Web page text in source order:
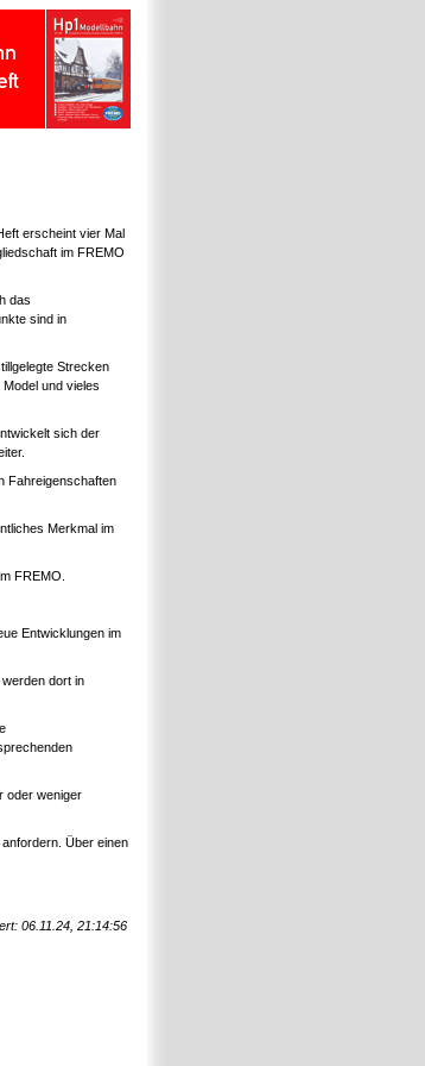
erscheint vier Mal
im FREMO
das
sind in
Strecken
und vieles
sich der
Fahreigenschaften
Merkmal im
FREMO.
Entwicklungen im
dort in
oder weniger
Über einen
06.11.24, 21:14:56